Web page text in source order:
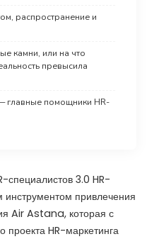
распространение и
камни, или на что
превысила
главные помощники HR-
специалистов 3.0 HR-
привлечения
Air Astana, которая с
HR-маркетинга